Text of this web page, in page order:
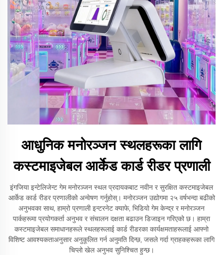
आधुनिक मनोरञ्जन स्थलहरूका लागि
कस्टमाइजेबल आर्केड कार्ड रीडर प्रणाली
इंगजिया इन्टेलिजेन्ट गेम मनोरञ्जन स्थल प्रदायकबाट नवीन र सुरक्षित कस्टमाइजेबल
आर्केड कार्ड रीडर प्रणालीको अन्वेषण गर्नुहोस्। मनोरञ्जन उद्योगमा २५ वर्षभन्दा बढीको
अनुभवका साथ, हाम्रो प्रणाली इन्टरनेट क्याफे, भिडियो गेम केन्द्र र मनोरञ्जन
पार्कहरूमा प्रयोगकर्ता अनुभव र संचालन दक्षता बढाउन डिजाइन गरिएको छ। हाम्रा
कस्टमाइजेबल समाधानहरूले स्थलहरूलाई कार्ड रीडरका कार्यक्षमताहरूलाई आफ्नो
विशिष्ट आवश्यकताअनुसार अनुकूलित गर्न अनुमति दिन्छ, जसले गर्दा ग्राहकहरूका लागि
चिप्लो खेल अनुभव सुनिश्चित हुन्छ।